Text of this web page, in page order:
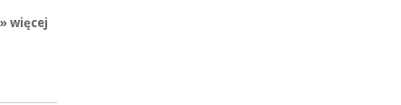
» więcej